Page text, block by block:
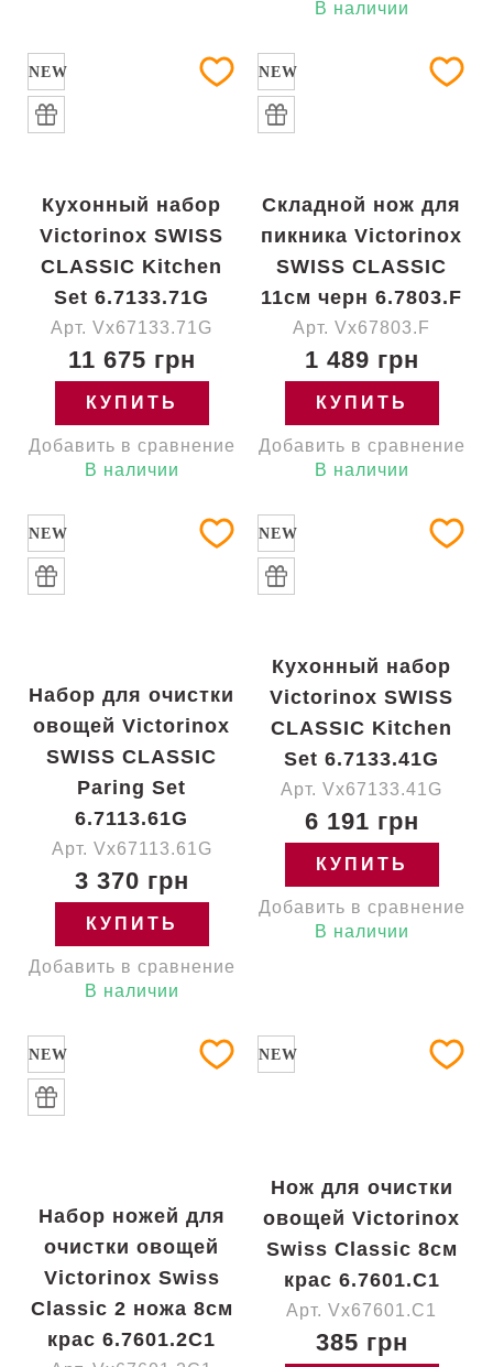
В наличии
NEW
Кухонный набор
Victorinox SWISS
CLASSIC Kitchen
Set 6.7133.71G
Арт. Vx67133.71G
11 675 грн
КУПИТЬ
Добавить в сравнение
В наличии
NEW
Складной нож для
пикника Victorinox
SWISS CLASSIC
11см черн 6.7803.F
Арт. Vx67803.F
1 489 грн
КУПИТЬ
Добавить в сравнение
В наличии
NEW
Набор для очистки
овощей Victorinox
SWISS CLASSIC
Paring Set
6.7113.61G
Арт. Vx67113.61G
3 370 грн
КУПИТЬ
Добавить в сравнение
В наличии
NEW
Кухонный набор
Victorinox SWISS
CLASSIC Kitchen
Set 6.7133.41G
Арт. Vx67133.41G
6 191 грн
КУПИТЬ
Добавить в сравнение
В наличии
NEW
Набор ножей для
очистки овощей
Victorinox Swiss
Classic 2 ножа 8см
крас 6.7601.2C1
NEW
Нож для очистки
овощей Victorinox
Swiss Classic 8см
крас 6.7601.C1
Арт. Vx67601.C1
385 грн